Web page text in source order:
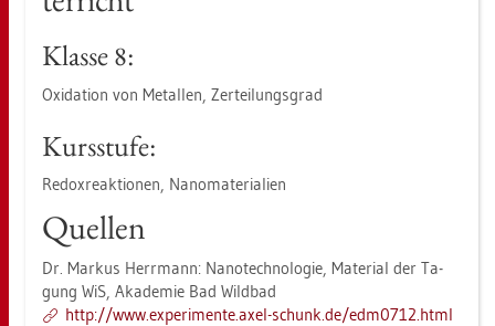
Klas­se 8:
Oxi­da­ti­on von Me­tal­len, Zer­tei­lungs­grad
Kurs­stu­fe:
Re­dox­re­ak­tio­nen, Na­no­ma­te­ria­li­en
Quel­len
Dr. Mar­kus Herr­mann: Na­no­tech­no­lo­gie, Ma­te­ri­al der Ta­
gung WiS, Aka­de­mie Bad Wild­bad
http://​www.​ex­pe­ri­men­te.​axel-​schunk.​de/​ed­m0712.​html